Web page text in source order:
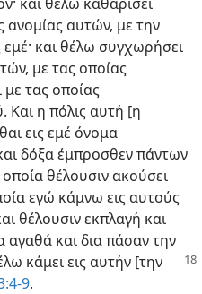
αυτών, με την
και θέλω συγχωρήσει
με τας οποίας
με τας οποίας
Και η πόλις αυτή [η
εις εμέ όνομα
δόξα έμπροσθεν πάντων
θέλουσιν ακούσει
εγώ κάμνω εις αυτούς
θέλουσιν εκπλαγή και
αγαθά και δια πάσαν την
κάμει εις αυτήν [την
9.